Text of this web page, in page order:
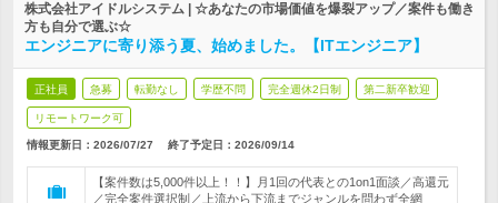
株式会社アイドルシステム | ☆あなたの市場価値を爆裂アップ／案件も働き
方も自分で選ぶ☆
エンジニアに寄り添う夏、始めました。【ITエンジニア】
正社員 急募 転勤なし 学歴不問 完全週休2日制 第二新卒歓迎
リモートワーク可
情報更新日：2026/07/27 終了予定日： 2026/09/14
【案件数は5,000件以上！！】月1回の代表との1on1面談／高還元
／完全案件選択制／上流から下流までジャンルを問わず全網